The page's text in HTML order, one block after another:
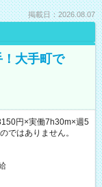
掲載日：2026.08.07
！大手町で
円×実働7h30m×週5
ではありません。